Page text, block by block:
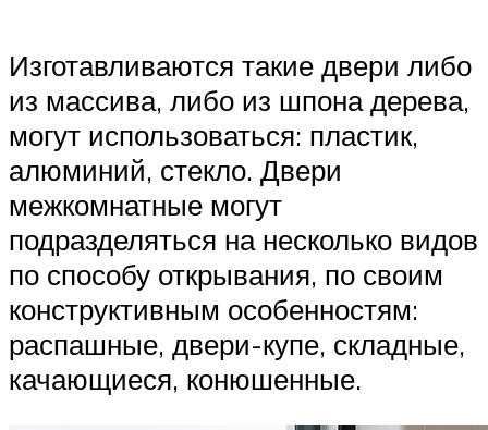
Изготавливаются такие двери либо
из массива, либо из шпона дерева,
могут использоваться: пластик,
алюминий, стекло. Двери
межкомнатные могут
подразделяться на несколько видов
по способу открывания, по своим
конструктивным особенностям:
распашные, двери-купе, складные,
качающиеся, конюшенные.